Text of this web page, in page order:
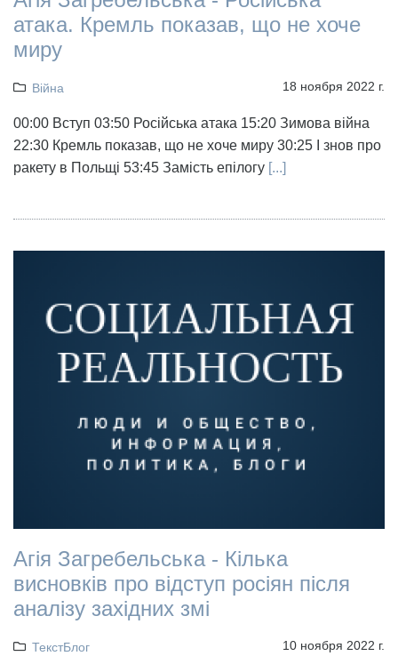
атака. Кремль показав, що не хоче
миру
Війна 18 ноября 2022 г.
00:00 Вступ 03:50 Російська атака 15:20 Зимова війна
22:30 Кремль показав, що не хоче миру 30:25 І знов про
ракету в Польщі 53:45 Замість епілогу [...]
Агія Загребельська - Кілька
висновків про відступ росіян після
аналізу західних змі
ТекстБлог 10 ноября 2022 г.